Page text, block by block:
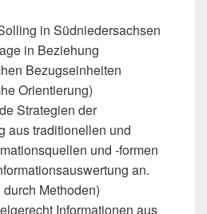
in Südniedersachsen
in Beziehung
Bezugseinheiten
Orientierung)
Strategien der
aus traditionellen und
und -formen
an.
Methoden)
Informationen aus